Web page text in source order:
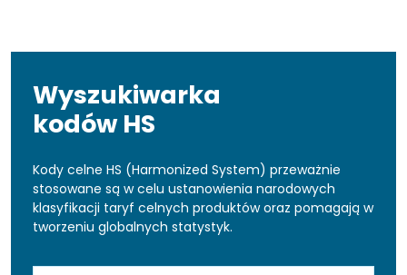
Wyszukiwarka
kodów HS
Kody celne HS (Harmonized System) przeważnie
stosowane są w celu ustanowienia narodowych
klasyfikacji taryf celnych produktów oraz pomagają w
tworzeniu globalnych statystyk.